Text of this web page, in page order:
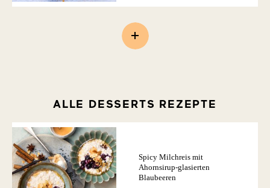
ALLE DESSERTS REZEPTE
Spicy Milchreis mit
Ahornsirup-glasierten
Blaubeeren